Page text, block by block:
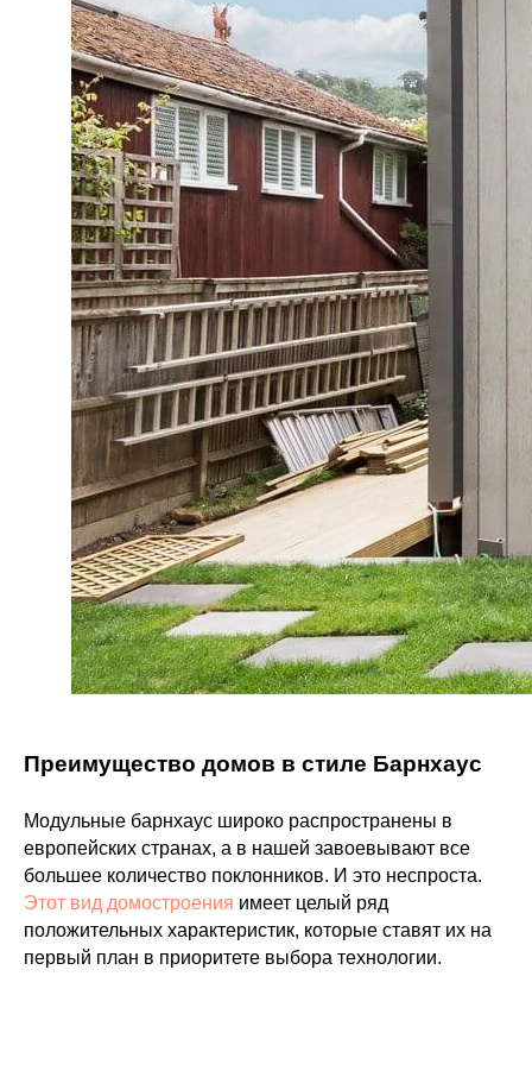
Преимущество домов в стиле Барнхаус
Модульные барнхаус широко распространены в
европейских странах, а в нашей завоевывают все
большее количество поклонников. И это неспроста.
Этот вид домостроения имеет целый ряд
положительных характеристик, которые ставят их на
первый план в приоритете выбора технологии.